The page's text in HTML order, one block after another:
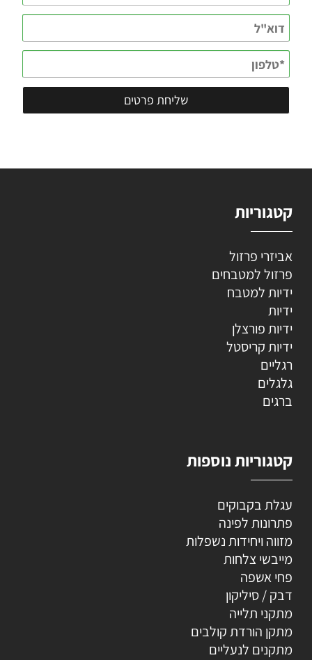
קטגוריות
אביזרי פרזול
פרזול למטבחים
ידיות למטבח
ידיות
ידיות פורצלן
ידיות קריסטל
רגליים
גלגלים
ברגים
קטגוריות נוספות
עגלת בקבוקים
פתרונות לפינה
מזווה ויחידות נשפלות
מייבשי צלחות
פחי אשפה
דבק / סיליקון
מתקני תלייה
מתקן הורדת קולבים
מתקנים לנעליים